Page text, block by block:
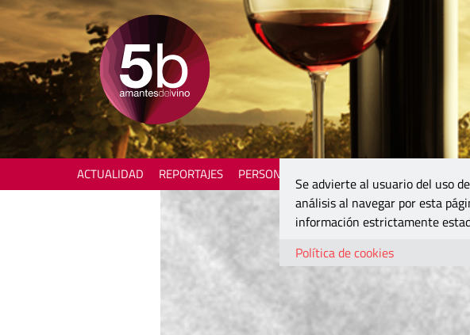
ACTUALIDAD REPORTAJES PERSONAJES
Se advierte al usuario del uso
análisis al navegar por esta
información estrictamente
Política de cookies